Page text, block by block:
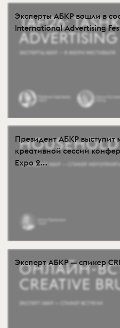
Эксперты АБКР вошли в
International Advertising
Президент АБКР
креативной сессии
Expo 2...
Эксперт АБКР — спикер